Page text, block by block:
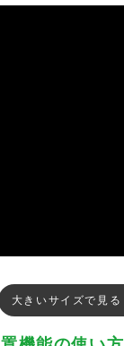
大きいサイズで見る